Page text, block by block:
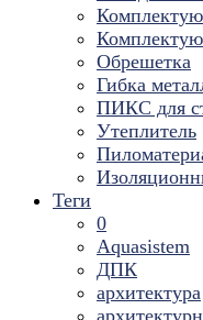
Обрешетка
Гибка
ПИКС для
Утеплитель
Теги
0
Aquasistem
ДПК
архитектура